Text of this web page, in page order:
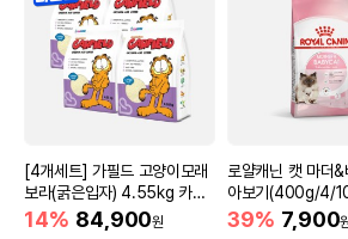
[4개세트] 가필드 고양이모래
보라(굵은입자) 4.55kg 카사
바모래
14% 84,900원
로얄캐닌 캣 마더
아보기(400g/4/
39% 7,900